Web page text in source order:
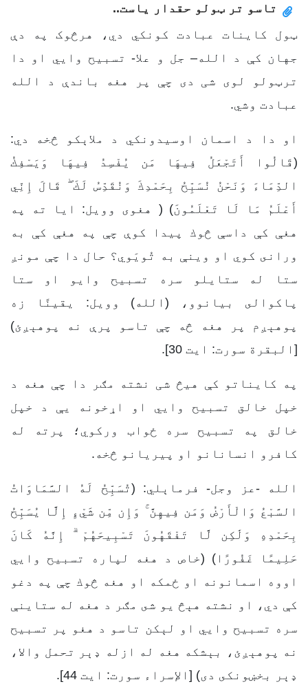
تاسو تر ټولو حقدار یاست..
ټول کاینات عبادت کونکي دي، هرڅوک په دې
جهان کې د الله– جل و علا- تسبیح وایي او دا
ترټولو لوی شی دی چې پر هغه باندې د الله
عبادت وشي.
او دا د اسمان اوسیدونکي د ملاېکو څخه دي:
(قَالُوا أَتَجْعَلُ فِيهَا مَن يُفْسِدُ فِيهَا وَيَسْفِكُ
الدِّمَاءَ وَنَحْنُ نُسَبِّحُ بِحَمْدِكَ وَنُقَدِّسُ لَكَ ۖ قَالَ إِنِّي
أَعْلَمُ مَا لَا تَعْلَمُونَ) ( هغوى وويل: ايا ته په
هغې كې داسې څوك پيدا كوې چې په هغې كې به
ورانى كوي او وينې به تُويَوي؟ حال دا چې مونږ
ستا له ستايلو سره تسبيح وايو او ستا
پاكوالى بيانوو، (الله) وويل: يقينًا زه
پوهېږم پر هغه څه چې تاسو پرې نه پوهېږئ)
[البقرة سورت: ایت 30].
په کایناتو کې هیڅ شی نشته مګر دا چې هغه د
خپل خالق تسبیح وایي او اړخونه یې د خپل
خالق په تسبیح سره ځواب ورکوي؛ پرته له
کافرو انسانانو او پیریانو څخه.
الله -عز وجل- فرماېلي: (تُسَبِّحُ لَهُ السَّمَاوَاتُ
السَّبْعُ وَالْأَرْضُ وَمَن فِيهِنَّ ۚ وَإِن مِّن شَيْءٍ إِلَّا يُسَبِّحُ
بِحَمْدِهِ وَلَٰكِن لَّا تَفْقَهُونَ تَسْبِيحَهُمْ ۗ إِنَّهُ كَانَ
حَلِيمًا غَفُورًا) (خاص د هغه لپاره تسبیح وايي
اووه اسمانونه او ځمكه او هغه څوك چې په دغو
كې دي، او نشته هېڅ یو شى مګر د هغه له ستاینې
سره تسبیح وايي او لېكن تاسو د هغو پر تسبیح
نه پوهېږئ، بېشكه هغه له ازله ډېر تحمل والا،
ډېر بخښونكى دى) [الإسراء سورت: ایت 44].